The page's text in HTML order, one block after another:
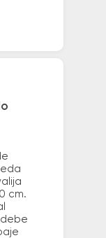
cm.